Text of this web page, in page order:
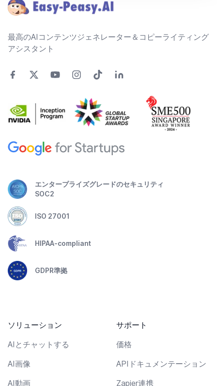
最高のAIコンテンツジェネレーター＆コピーライティング
アシスタント
エンタープライズグレードのセキュリティ
SOC2
ISO 27001
HIPAA-compliant
GDPR準拠
ソリューション
AIとチャットする
AI画像
AI動画
サポート
価格
APIドキュメンテーション
Zapier連携